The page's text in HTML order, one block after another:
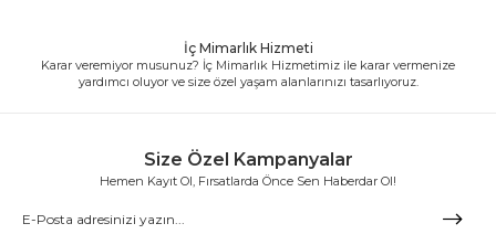
İç Mimarlık Hizmeti
Karar veremiyor musunuz? İç Mimarlık Hizmetimiz ile karar vermenize
yardımcı oluyor ve size özel yaşam alanlarınızı tasarlıyoruz.
Size Özel Kampanyalar
Hemen Kayıt Ol, Fırsatlarda Önce Sen Haberdar Ol!